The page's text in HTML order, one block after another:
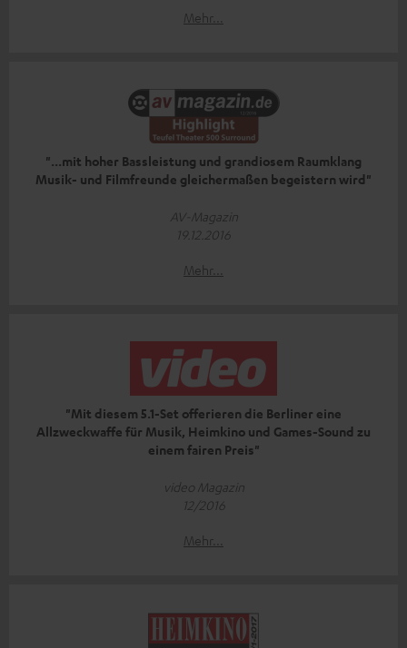
Mehr...
"...mit hoher Bassleistung und grandiosem Raumklang
Musik- und Filmfreunde gleichermaßen begeistern wird"
AV-Magazin
19.12.2016
Mehr...
"Mit diesem 5.1-Set offerieren die Berliner eine
Allzweckwaffe für Musik, Heimkino und Games-Sound zu
einem fairen Preis"
video Magazin
12/2016
Mehr...